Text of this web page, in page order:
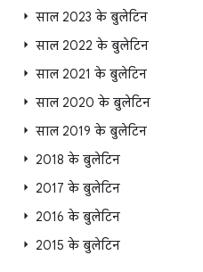
साल 2023 के बुलेटिन
साल 2022 के बुलेटिन
साल 2021 के बुलेटिन
साल 2020 के बुलेटिन
साल 2019 के बुलेटिन
2018 के बुलेटिन
2017 के बुलेटिन
2016 के बुलेटिन
2015 के बुलेटिन